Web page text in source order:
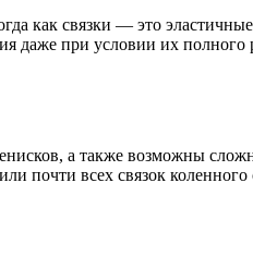
как связки — это
даже при условии их полного
а также возможны
почти всех связок коленного